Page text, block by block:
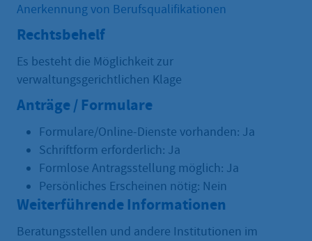
Anerkennung von Berufsqualifikationen
Rechtsbehelf
Es besteht die Möglichkeit zur
verwaltungsgerichtlichen Klage
Anträge / Formulare
Formulare/Online-Dienste vorhanden: Ja
Schriftform erforderlich: Ja
Formlose Antragsstellung möglich: Ja
Persönliches Erscheinen nötig: Nein
Weiterführende Informationen
Beratungsstellen und andere Institutionen im